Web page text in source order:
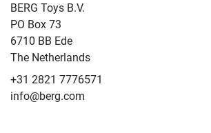
BERG Toys B.V.
​PO Box 73
6710 BB Ede
The Netherlands
+31 2821 7776571
info@berg.com